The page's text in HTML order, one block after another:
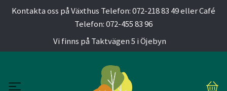
Kontakta oss på Växthus Telefon: 072-218 83 49 eller Café
Telefon: 072-455 83 96
Vi finns på Taktvägen 5 i Öjebyn